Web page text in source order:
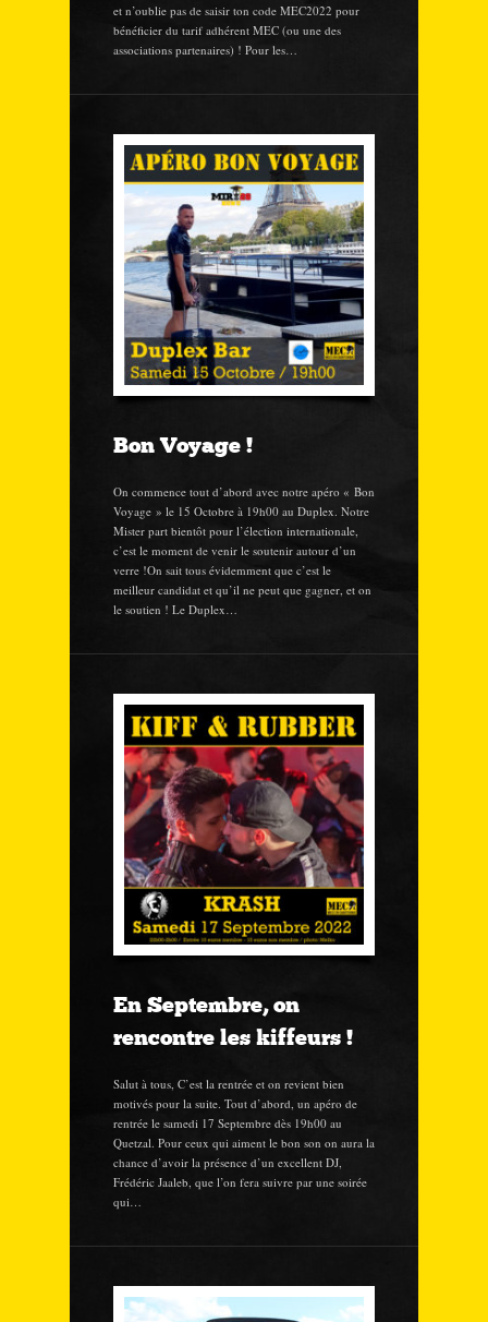
et n’oublie pas de saisir ton code MEC2022 pour
bénéficier du tarif adhérent MEC (ou une des
associations partenaires) ! Pour les…
Bon Voyage !
On commence tout d’abord avec notre apéro « Bon
Voyage » le 15 Octobre à 19h00 au Duplex. Notre
Mister part bientôt pour l’élection internationale,
c’est le moment de venir le soutenir autour d’un
verre !On sait tous évidemment que c’est le
meilleur candidat et qu’il ne peut que gagner, et on
le soutien ! Le Duplex…
En Septembre, on
rencontre les kiffeurs !
Salut à tous, C’est la rentrée et on revient bien
motivés pour la suite. Tout d’abord, un apéro de
rentrée le samedi 17 Septembre dès 19h00 au
Quetzal. Pour ceux qui aiment le bon son on aura la
chance d’avoir la présence d’un excellent DJ,
Frédéric Jaaleb, que l’on fera suivre par une soirée
qui…